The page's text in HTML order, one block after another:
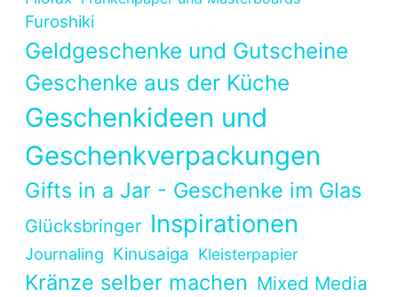
Furoshiki
Geldgeschenke und Gutscheine
Geschenke aus der Küche
Geschenkideen und
Geschenkverpackungen
Gifts in a Jar - Geschenke im Glas
Glücksbringer Inspirationen
Journaling Kinusaiga Kleisterpapier
Kränze selber machen Mixed Media